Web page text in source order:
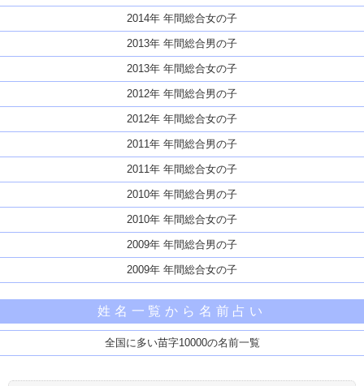
2014年 年間総合女の子
2013年 年間総合男の子
2013年 年間総合女の子
2012年 年間総合男の子
2012年 年間総合女の子
2011年 年間総合男の子
2011年 年間総合女の子
2010年 年間総合男の子
2010年 年間総合女の子
2009年 年間総合男の子
2009年 年間総合女の子
姓名一覧から名前占い
全国に多い苗字10000の名前一覧